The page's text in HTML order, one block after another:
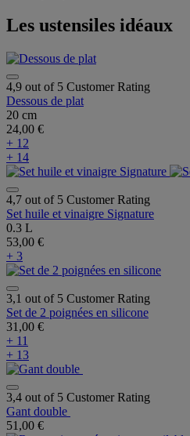
Les ustensiles idéaux
4,9 out of 5 Customer Rating
Dessous de plat
20 cm
24,00 €
+ 12
+ 14
4,7 out of 5 Customer Rating
Set huile et vinaigre Signature
0.3 L
53,00 €
+ 3
3,1 out of 5 Customer Rating
Set de 2 poignées en silicone
31,00 €
+ 11
+ 13
3,4 out of 5 Customer Rating
Gant double
51,00 €